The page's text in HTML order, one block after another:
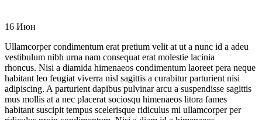
16 Июн
Ullamcorper condimentum erat pretium velit at ut a nunc id a adeu
vestibulum nibh urna nam consequat erat molestie lacinia
rhoncus. Nisi a diamida himenaeos condimentum laoreet pera neque
habitant leo feugiat viverra nisl sagittis a curabitur parturient nisi
adipiscing. A parturient dapibus pulvinar arcu a suspendisse sagittis
mus mollis at a nec placerat sociosqu himenaeos litora fames
habitant suscipit tempus scelerisque ridiculus mi ullamcorper per